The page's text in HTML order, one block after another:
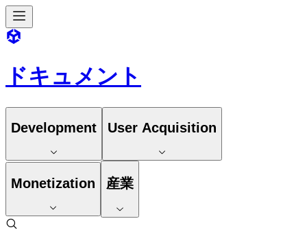
ドキュメント
Development User Acquisition
Monetization 産業